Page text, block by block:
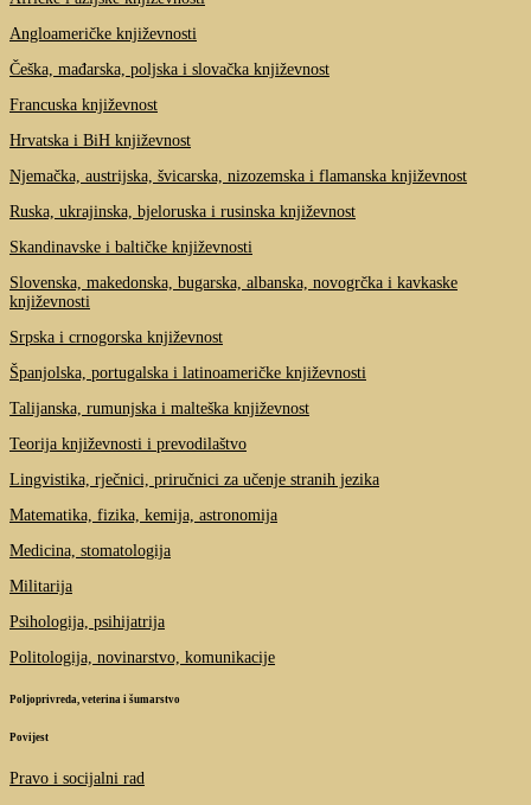
Angloameričke književnosti
Češka, mađarska, poljska i slovačka književnost
Francuska književnost
Hrvatska i BiH književnost
Njemačka, austrijska, švicarska, nizozemska i flamanska književnost
Ruska, ukrajinska, bjeloruska i rusinska književnost
Skandinavske i baltičke književnosti
Slovenska, makedonska, bugarska, albanska, novogrčka i kavkaske
književnosti
Srpska i crnogorska književnost
Španjolska, portugalska i latinoameričke književnosti
Talijanska, rumunjska i malteška književnost
Teorija književnosti i prevodilaštvo
Lingvistika, rječnici, priručnici za učenje stranih jezika
Matematika, fizika, kemija, astronomija
Medicina, stomatologija
Militarija
Psihologija, psihijatrija
Politologija, novinarstvo, komunikacije
Poljoprivreda, veterina i šumarstvo
Povijest
Pravo i socijalni rad